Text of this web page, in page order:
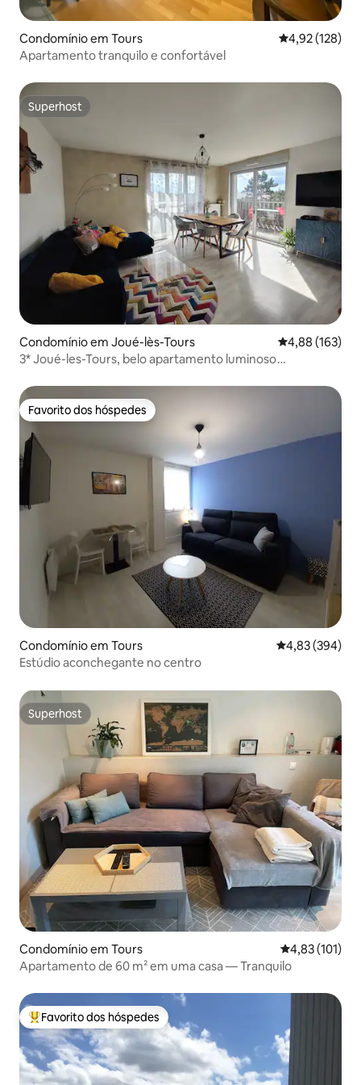
Condomínio em Tours Classificação
4,92 (128)
Apartamento tranquilo e confortável
Superhost
Superhost
Condomínio em Joué-lès-Tours Classificação
4,88 (163)
3* Joué-les-Tours, belo apartamento luminoso
Favorito dos hóspedes
Favorito dos hóspedes
Condomínio em Tours Classificação
4,83 (394)
Estúdio aconchegante no centro
Superhost
Superhost
Condomínio em Tours Classificação
4,83 (101)
Apartamento de 60 m² em uma casa — Tranquilo
Favoritos dos hóspedes mais apreciados
Favorito dos hóspedes